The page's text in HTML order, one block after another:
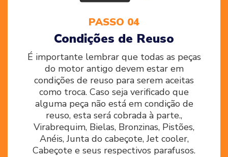
PASSO 04
Condições de Reuso
É importante lembrar que todas as peças
do motor antigo devem estar em
condições de reuso para serem aceitas
como troca. Caso seja verificado que
alguma peça não está em condição de
reuso, esta será cobrada à parte.,
Virabrequim, Bielas, Bronzinas, Pistões,
Anéis, Junta do cabeçote, Jet cooler,
Cabeçote e seus respectivos parafusos.